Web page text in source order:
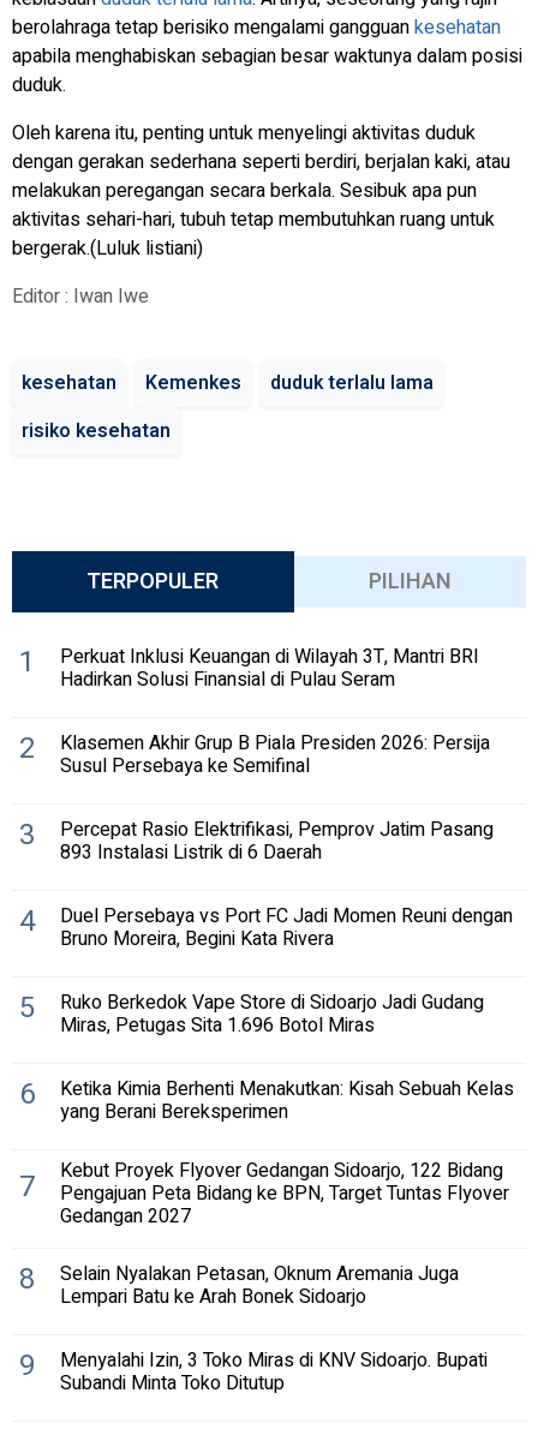
berolahraga tetap berisiko mengalami gangguankesehatan
apabila menghabiskan sebagian besar waktunya dalam posisi
duduk.
Oleh karena itu, penting untuk menyelingi aktivitas duduk
dengan gerakan sederhana seperti berdiri, berjalan kaki, atau
melakukan peregangan secara berkala. Sesibuk apa pun
aktivitas sehari-hari, tubuh tetap membutuhkan ruang untuk
bergerak.(Luluk listiani)
Editor : Iwan Iwe
kesehatan Kemenkes
duduk terlalu lama
risiko kesehatan
TERPOPULER PILIHAN
1 Perkuat Inklusi Keuangan di Wilayah 3T, Mantri BRI
Hadirkan Solusi Finansial di Pulau Seram
2 Klasemen Akhir Grup B Piala Presiden 2026: Persija
Susul Persebaya ke Semifinal
3 Percepat Rasio Elektrifikasi, Pemprov Jatim Pasang
893 Instalasi Listrik di 6 Daerah
4 Duel Persebaya vs Port FC Jadi Momen Reuni dengan
Bruno Moreira, Begini Kata Rivera
5 Ruko Berkedok Vape Store di Sidoarjo Jadi Gudang
Miras, Petugas Sita 1.696 Botol Miras
6 Ketika Kimia Berhenti Menakutkan: Kisah Sebuah Kelas
yang Berani Bereksperimen
7 Kebut Proyek Flyover Gedangan Sidoarjo, 122 Bidang
Pengajuan Peta Bidang ke BPN, Target Tuntas Flyover
Gedangan 2027
8 Selain Nyalakan Petasan, Oknum Aremania Juga
Lempari Batu ke Arah Bonek Sidoarjo
9 Menyalahi Izin, 3 Toko Miras di KNV Sidoarjo. Bupati
Subandi Minta Toko Ditutup